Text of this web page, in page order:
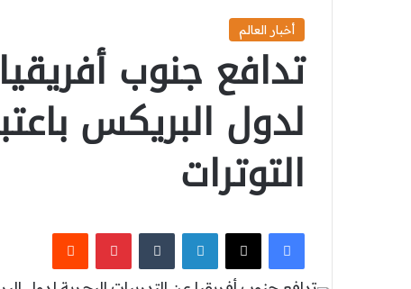
أخبار العالم
تدافع جنوب
لدول البريكس
التوترات
فيسبوك
‫X لينكدإن بينتيريست